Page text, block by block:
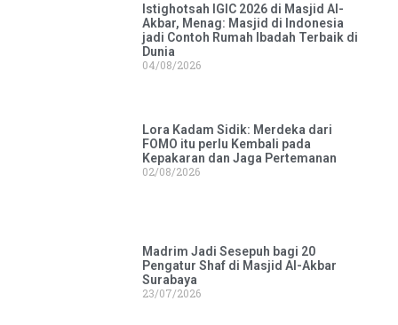
Istighotsah IGIC 2026 di Masjid Al-
Akbar, Menag: Masjid di Indonesia
jadi Contoh Rumah Ibadah Terbaik di
Dunia
04/08/2026
Lora Kadam Sidik: Merdeka dari
FOMO itu perlu Kembali pada
Kepakaran dan Jaga Pertemanan
02/08/2026
Madrim Jadi Sesepuh bagi 20
Pengatur Shaf di Masjid Al-Akbar
Surabaya
23/07/2026